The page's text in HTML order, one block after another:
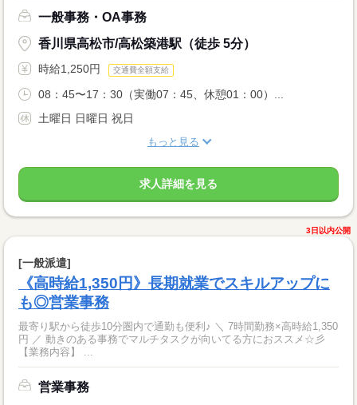
一般事務・OA事務
香川県高松市/高松築港駅（徒歩 5分）
時給1,250円 交通費全額支給
08：45〜17：30（実働07：45、休憩01：00）...
土曜日 日曜日 祝日
もっと見る
求人詳細を見る
3日以内公開
[一般派遣]
《高時給1,350円》長期就業でスキルアップに
も◎営業事務
最寄り駅から徒歩10分圏内で通勤も便利♪ ＼ 7時間勤務×高時給1,350
円 ／ 動きのある事務でマルチタスクが向いてる方におススメ☆彡
【業務内容】 ...
営業事務